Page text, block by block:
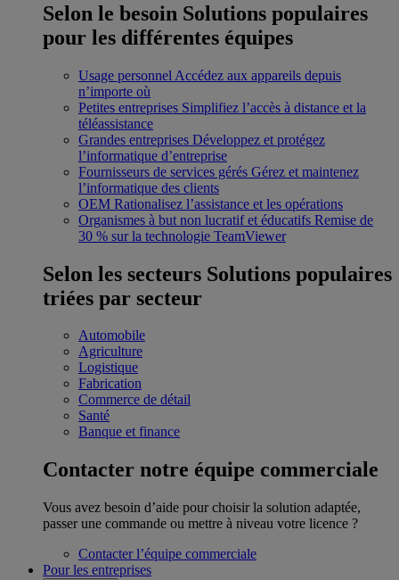
Selon le besoin Solutions populaires
pour les différentes équipes
Usage personnel Accédez aux appareils depuis
n’importe où
Petites entreprises Simplifiez l’accès à distance et la
téléassistance
Grandes entreprises Développez et protégez
l’informatique d’entreprise
Fournisseurs de services gérés Gérez et maintenez
l’informatique des clients
OEM Rationalisez l’assistance et les opérations
Organismes à but non lucratif et éducatifs Remise de
30 % sur la technologie TeamViewer
Selon les secteurs Solutions populaires
triées par secteur
Automobile
Agriculture
Logistique
Fabrication
Commerce de détail
Santé
Banque et finance
Contacter notre équipe commerciale
Vous avez besoin d’aide pour choisir la solution adaptée,
passer une commande ou mettre à niveau votre licence ?
Contacter l’équipe commerciale
Pour les entreprises